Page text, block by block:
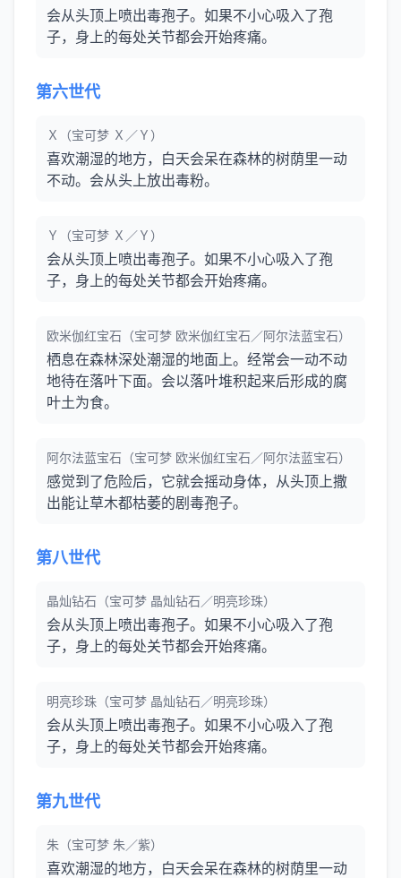
会从头顶上喷出毒孢子。如果不小心吸入了孢
子，身上的每处关节都会开始疼痛。
第六世代
Ｘ（宝可梦 Ｘ／Ｙ）
喜欢潮湿的地方，白天会呆在森林的树荫里一动
不动。会从头上放出毒粉。
Ｙ（宝可梦 Ｘ／Ｙ）
会从头顶上喷出毒孢子。如果不小心吸入了孢
子，身上的每处关节都会开始疼痛。
欧米伽红宝石（宝可梦 欧米伽红宝石／阿尔法蓝宝石）
栖息在森林深处潮湿的地面上。经常会一动不动
地待在落叶下面。会以落叶堆积起来后形成的腐
叶土为食。
阿尔法蓝宝石（宝可梦 欧米伽红宝石／阿尔法蓝宝石）
感觉到了危险后，它就会摇动身体，从头顶上撒
出能让草木都枯萎的剧毒孢子。
第八世代
晶灿钻石（宝可梦 晶灿钻石／明亮珍珠）
会从头顶上喷出毒孢子。如果不小心吸入了孢
子，身上的每处关节都会开始疼痛。
明亮珍珠（宝可梦 晶灿钻石／明亮珍珠）
会从头顶上喷出毒孢子。如果不小心吸入了孢
子，身上的每处关节都会开始疼痛。
第九世代
朱（宝可梦 朱／紫）
喜欢潮湿的地方，白天会呆在森林的树荫里一动